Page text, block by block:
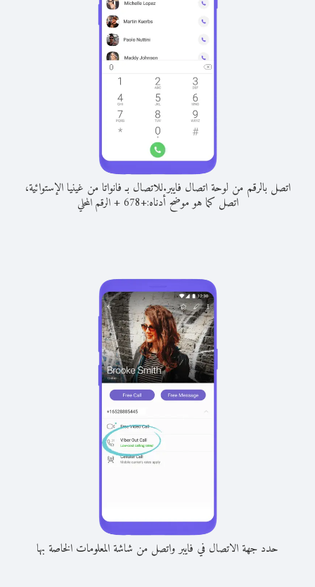
اتصل بالرقم من لوحة اتصال فايبر.للاتصال بـ فانواتا من غينيا الإستوائية،
اتصل كما هو موضح أدناه:+
678
+الرقم المحلي
حدد جهة الاتصال في فايبر واتصل من شاشة المعلومات الخاصة بها